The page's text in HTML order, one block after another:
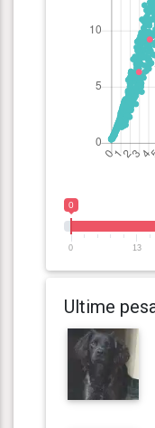
0
0 13
Ultime